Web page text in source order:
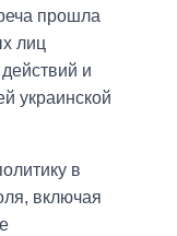
прошла
лиц
и
украинской
в
включая